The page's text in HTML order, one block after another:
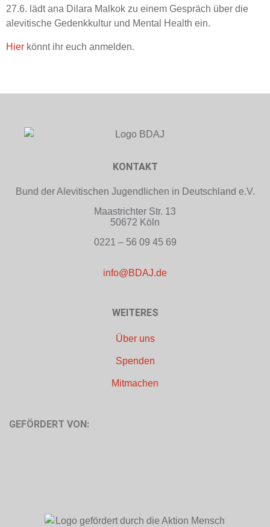
27.6. lädt ana Dilara Malkok zu einem Gespräch über die
alevitische Gedenkkultur und Mental Health ein.
Hier könnt ihr euch anmelden.
KONTAKT
Bund der Alevitischen Jugendlichen in Deutschland e.V.
Maastrichter Str. 13
50672 Köln
0221 – 56 09 45 69
info@BDAJ.de
WEITERES
Über uns
Spenden
Mitmachen
GEFÖRDERT VON: